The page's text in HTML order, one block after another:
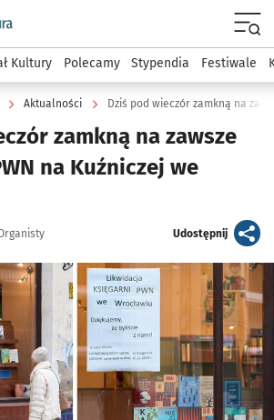
wroclaw.pl podserwis: Kultura
Kultury Polecamy Stypendia Festiwale
Aktualności Dziś pod wieczór zamkną na
zamkną na zawsze
na Kuźniczej we
Udostępnijartykuł